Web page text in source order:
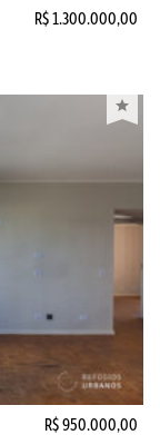
R$ 1.300.000,00
R$ 950.000,00